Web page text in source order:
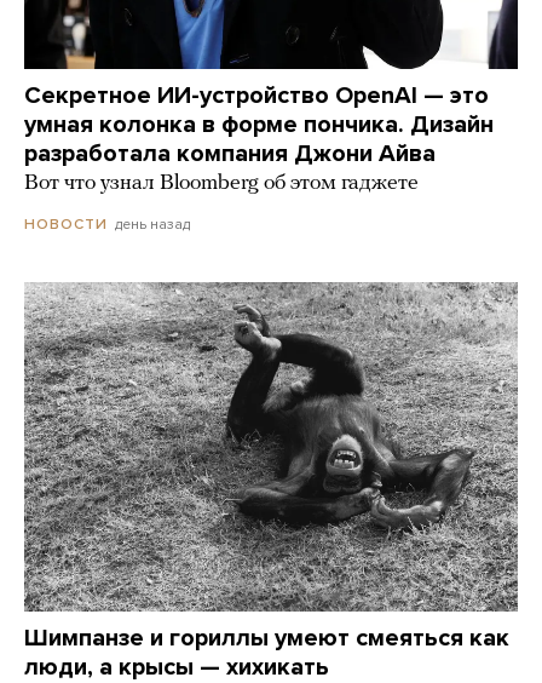
Секретное ИИ-устройство OpenAI — это
умная колонка в форме пончика. Дизайн
разработала компания Джони Айва
Вот что узнал Bloomberg об этом гаджете
НОВОСТИ день назад
Шимпанзе и гориллы умеют смеяться как
люди, а крысы — хихикать